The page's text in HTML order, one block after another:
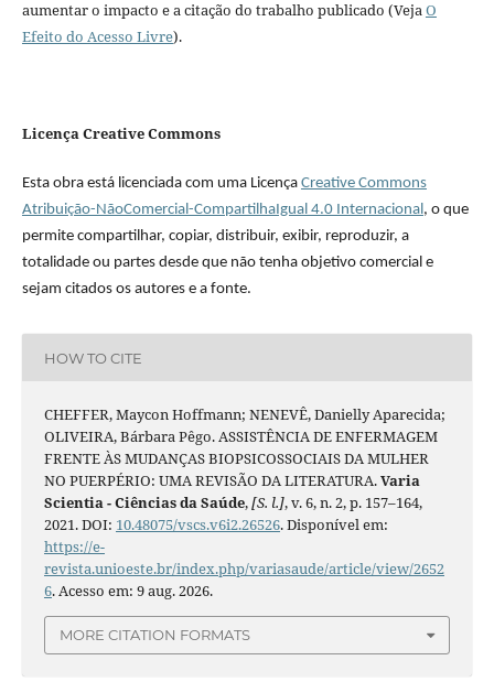
aumentar o impacto e a citação do trabalho publicado (VejaO
Efeito do Acesso Livre).
Licença Creative Commons
Esta obra está licenciada com uma Licença Creative Commons
Atribuição-NãoComercial-CompartilhaIgual 4.0 Internacional, o que
permite compartilhar, copiar, distribuir, exibir, reproduzir, a
totalidade ou partes desde que não tenha objetivo comercial e
sejam citados os autores e a fonte.
HOW TO CITE
CHEFFER, Maycon Hoffmann; NENEVÊ, Danielly Aparecida;
OLIVEIRA, Bárbara Pêgo. ASSISTÊNCIA DE ENFERMAGEM
FRENTE ÀS MUDANÇAS BIOPSICOSSOCIAIS DA MULHER
NO PUERPÉRIO: UMA REVISÃO DA LITERATURA.Varia
Scientia - Ciências da Saúde,[S. l.], v. 6, n. 2, p. 157–164,
2021. DOI: 10.48075/vscs.v6i2.26526. Disponível em:
https://e-
revista.unioeste.br/index.php/variasaude/article/view/2652
6. Acesso em: 9 aug. 2026.
MORE CITATION FORMATS